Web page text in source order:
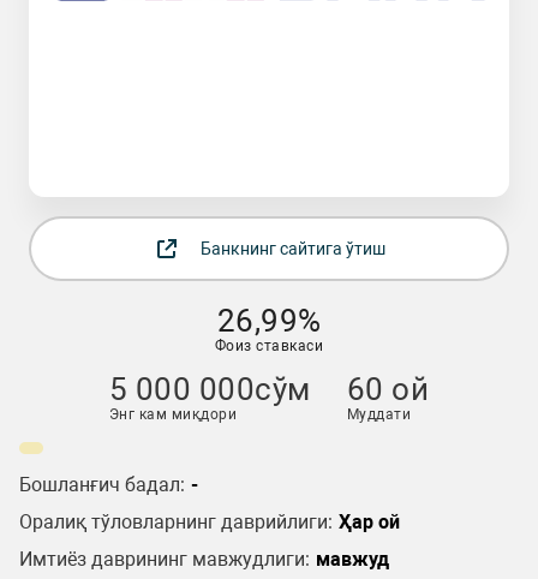
Банкнинг сайтига ўтиш
26,99%
Фоиз ставкаси
5 000 000сўм
Энг кам миқдори
60 ой
Муддати
Бошланғич бадал: -
Оралиқ тўловларнинг даврийлиги: Ҳар ой
Имтиёз даврининг мавжудлиги: мавжуд